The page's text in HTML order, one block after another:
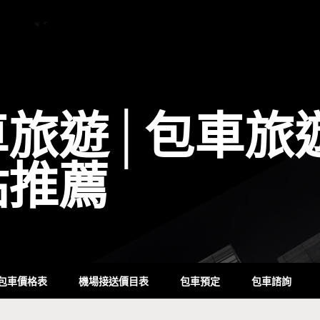
遊│包車旅
薦
車價格表 機場接送價目表 包車預定 包車諮詢